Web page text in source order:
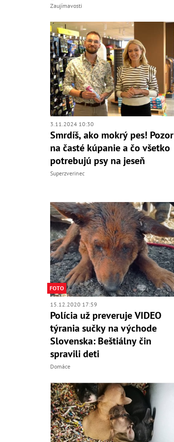
Zaujímavosti
3.11.2024 10:30
Smrdíš, ako mokrý pes! Pozor
na časté kúpanie a čo všetko
potrebujú psy na jeseň
Superzverinec
FOTO
15.12.2020 17:59
Polícia už preveruje VIDEO
týrania sučky na východe
Slovenska: Beštiálny čin
spravili deti
Domáce